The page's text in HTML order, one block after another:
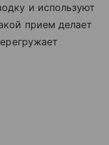
и используют
прием делает